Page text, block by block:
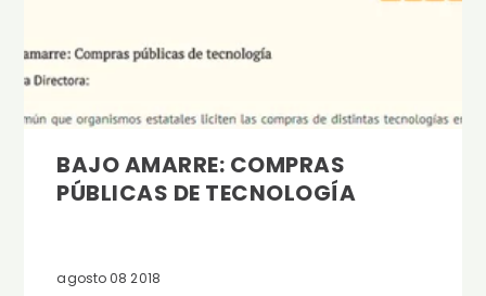
BAJO AMARRE: COMPRAS
PÚBLICAS DE TECNOLOGÍA
agosto 08 2018